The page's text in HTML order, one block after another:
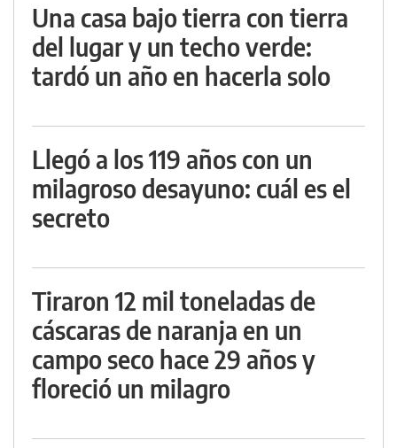
Una casa bajo tierra con tierra
del lugar y un techo verde:
tardó un año en hacerla solo
Llegó a los 119 años con un
milagroso desayuno: cuál es el
secreto
Tiraron 12 mil toneladas de
cáscaras de naranja en un
campo seco hace 29 años y
floreció un milagro